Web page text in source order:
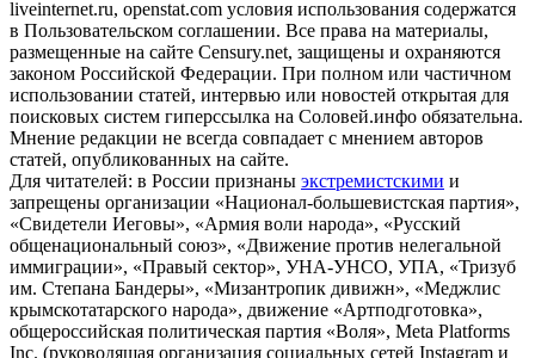
liveinternet.ru, openstat.com условия использования содержатся
в Пользовательском соглашении. Все права на материалы,
размещенные на сайте Censury.net, защищены и охраняются
законом Российской Федерации. При полном или частичном
использовании статей, интервью или новостей открытая для
поисковых систем гиперссылка на Соловей.инфо обязательна.
Мнение редакции не всегда совпадает с мнением авторов
статей, опубликованных на сайте.
Для читателей: в России признаны экстремистскими и
запрещены организации «Национал-большевистская партия»,
«Свидетели Иеговы», «Армия воли народа», «Русский
общенациональный союз», «Движение против нелегальной
иммиграции», «Правый сектор», УНА-УНСО, УПА, «Тризуб
им. Степана Бандеры», «Мизантропик дивижн», «Меджлис
крымскотатарского народа», движение «Артподготовка»,
общероссийская политическая партия «Воля», Meta Platforms
Inc. (руководящая организация социальных сетей Instagram и